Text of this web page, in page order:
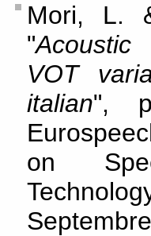
Mori, L.
"
VOT
italian",
on